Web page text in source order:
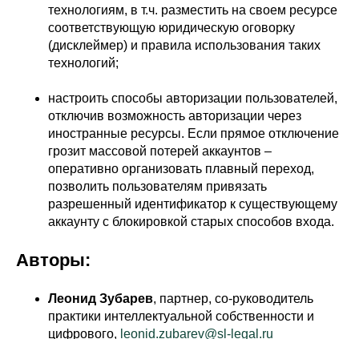
технологиям, в т.ч. разместить на своем ресурсе
соответствующую юридическую оговорку
(дисклеймер) и правила использования таких
технологий;
настроить способы авторизации пользователей,
отключив возможность авторизации через
иностранные ресурсы. Если прямое отключение
грозит массовой потерей аккаунтов –
оперативно организовать плавный переход,
позволить пользователям привязать
разрешенный идентификатор к существующему
аккаунту с блокировкой старых способов входа.
Авторы:
Леонид Зубарев, партнер, со-руководитель
практики интеллектуальной собственности и
цифрового, leonid.zubarev@sl-legal.ru